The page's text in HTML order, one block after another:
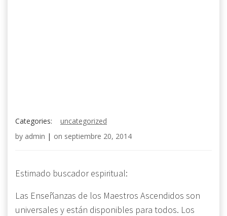
Categories:
uncategorized
by admin | on septiembre 20, 2014
Estimado buscador espiritual:
Las Enseñanzas de los Maestros Ascendidos son
universales y están disponibles para todos. Los